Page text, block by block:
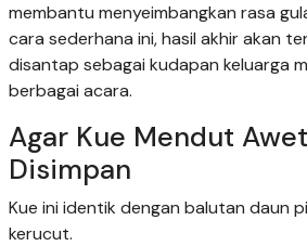
membantu menyeimbangkan rasa
cara sederhana ini, hasil akhir akan
disantap sebagai kudapan keluarga
berbagai acara.
Agar Kue Mendut
Disimpan
Kue ini identik dengan balutan daun
kerucut.